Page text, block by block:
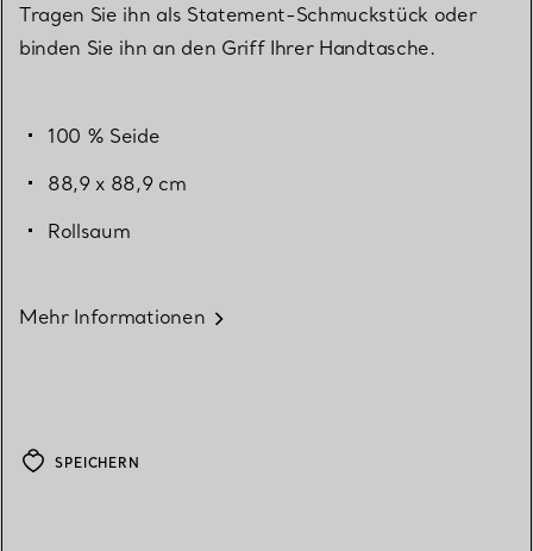
Tragen Sie ihn als Statement-Schmuckstück oder
binden Sie ihn an den Griff Ihrer Handtasche.
100 % Seide
88,9 x 88,9 cm
Rollsaum
Mehr Informationen
SPEICHERN